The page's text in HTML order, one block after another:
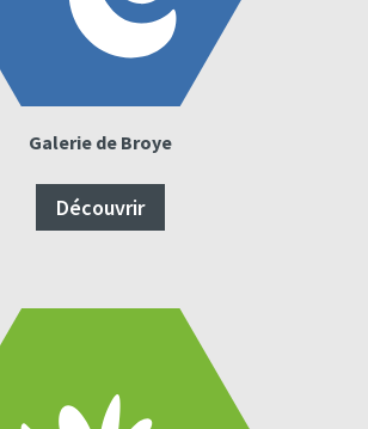
Galerie de Broye
Découvrir